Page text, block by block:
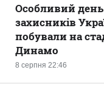
8 серпня 22:46
Особливий день
захисників
побували на
Динамо